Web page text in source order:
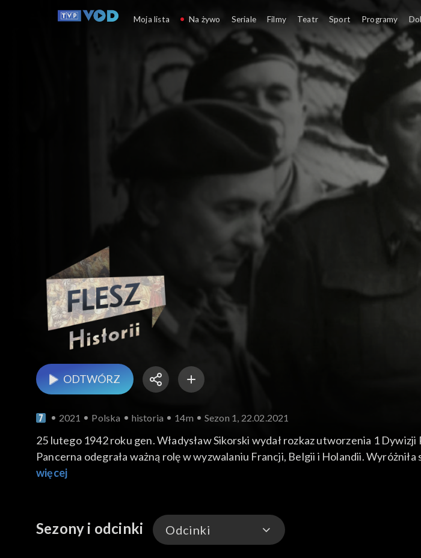
ODTWÓRZ
2021 Polska historia 14m Sezon 1, 22.02.2021
25 lutego 1942 roku gen. Władysław Sikorski wydał rozkaz utworzenia 1
Pancerna odegrała ważną rolę w wyzwalaniu Francji, Belgii i Holandii.
więcej
Sezony i odcinki Odcinki
Moja lista Na żywo Seriale Filmy Teatr Sport Programy